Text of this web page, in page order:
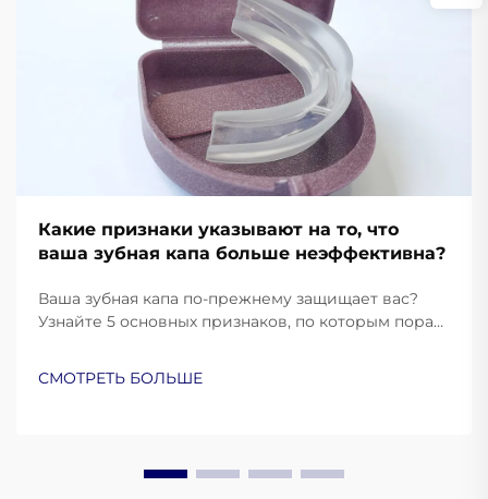
Какие признаки указывают на то, что
ваша зубная капа больше неэффективна?
Ваша зубная капа по-прежнему защищает вас?
Узнайте 5 основных признаков, по которым пора
СМОТРЕТЬ БОЛЬШЕ